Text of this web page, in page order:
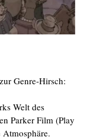
Genre-Hirsch:
Welt des
Parker Film (Play